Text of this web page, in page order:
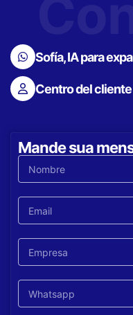
Sofía, IA para
Centro del cliente
Mande sua